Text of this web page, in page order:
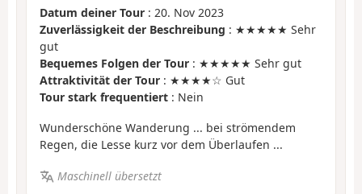
Datum deiner Tour : 20. Nov 2023
Zuverlässigkeit der Beschreibung : ★★★★★ Sehr
gut
Bequemes Folgen der Tour : ★★★★★ Sehr gut
Attraktivität der Tour : ★★★★☆ Gut
Tour stark frequentiert : Nein
Wunderschöne Wanderung ... bei strömendem
Regen, die Lesse kurz vor dem Überlaufen ...
Maschinell übersetzt